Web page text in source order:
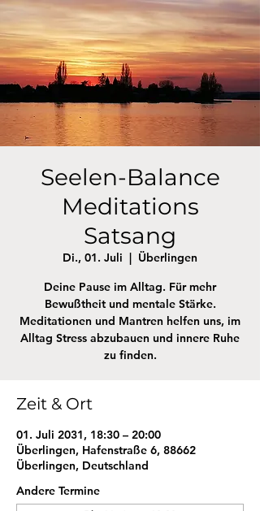
Seelen-Balance
Meditations
Satsang
Di., 01. Juli
  |
Überlingen
Deine Pause im Alltag. Für mehr
Bewußtheit und mentale Stärke.
Meditationen und Mantren helfen uns, im
Alltag Stress abzubauen und innere Ruhe
zu finden.
Zeit & Ort
01. Juli 2031, 18:30 – 20:00
Überlingen, Hafenstraße 6, 88662
Überlingen, Deutschland
Andere Termine